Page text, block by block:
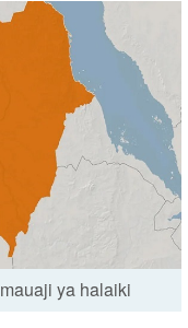
ya halaiki